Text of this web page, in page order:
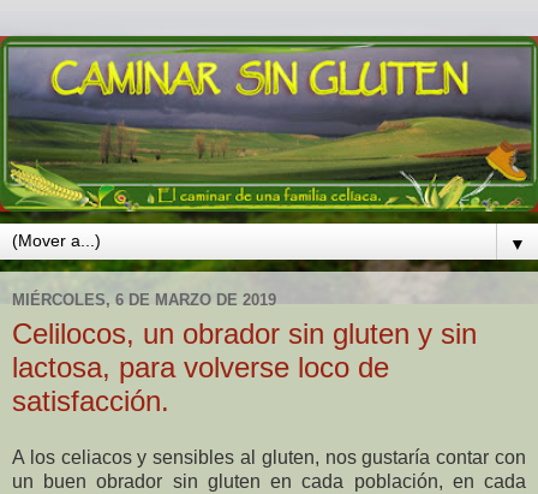
▼
MIÉRCOLES, 6 DE MARZO DE 2019
Celilocos, un obrador sin gluten y sin
lactosa, para volverse loco de
satisfacción.
A los celiacos y sensibles al gluten, nos gustaría contar con
un buen obrador sin gluten en cada población, en cada